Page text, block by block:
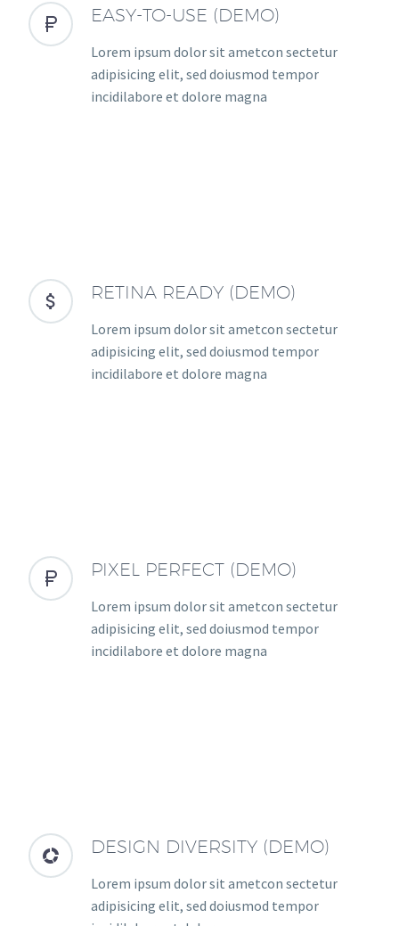

 EASY-TO-USE (DEMO)
Lorem ipsum dolor sit ametcon sectetur
adipisicing elit, sed doiusmod tempor
incidilabore et dolore magna

 RETINA READY (DEMO)
Lorem ipsum dolor sit ametcon sectetur
adipisicing elit, sed doiusmod tempor
incidilabore et dolore magna

 PIXEL PERFECT (DEMO)
Lorem ipsum dolor sit ametcon sectetur
adipisicing elit, sed doiusmod tempor
incidilabore et dolore magna

 DESIGN DIVERSITY (DEMO)
Lorem ipsum dolor sit ametcon sectetur
adipisicing elit, sed doiusmod tempor